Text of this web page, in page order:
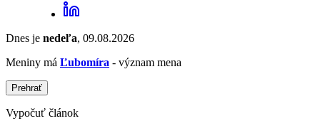
Dnes je nedeľa, 09.08.2026
Meniny má Ľubomíra - význam mena
Prehrať
Vypočuť článok